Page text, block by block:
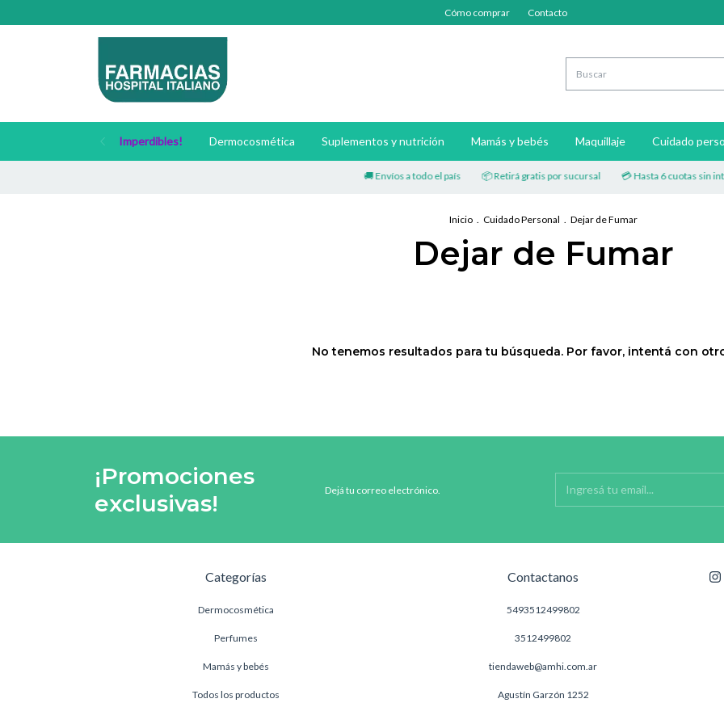
Cómo comprar Contacto
Imperdibles! Dermocosmética Suplementos y nutrición Mamás y bebés Maquillaje Cuidado
🚚 Envíos a todo el país 📦 Retirá gratis por sucursal 💳 Hasta 6 cuotas sin
Inicio . Cuidado Personal . Dejar de Fumar
Dejar de Fumar
No tenemos resultados para tu búsqueda. Por favor, intentá con
¡Promociones
exclusivas!
Dejá tu correo electrónico.
Categorías
Dermocosmética
Perfumes
Mamás y bebés
Todos los productos
Contactanos
5493512499802
3512499802
tiendaweb@amhi.com.ar
Agustín Garzón 1252